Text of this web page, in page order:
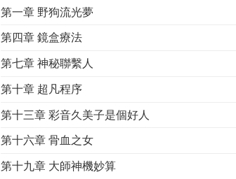
第一章 野狗流光夢
第四章 鏡盒療法
第七章 神秘聯繫人
第十章 超凡程序
第十三章 彩音久美子是個好人
第十六章 骨血之女
第十九章 大師神機妙算